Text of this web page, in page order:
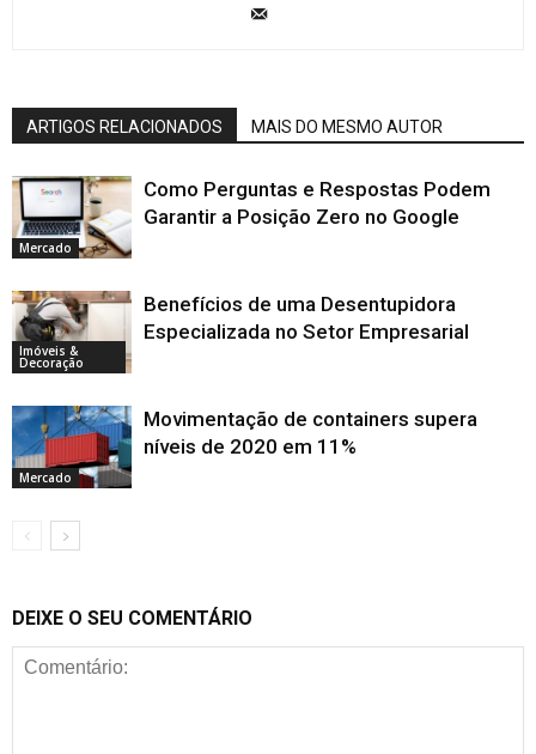
ARTIGOS RELACIONADOS MAIS DO MESMO AUTOR
Mercado
Como Perguntas e Respostas Podem
Garantir a Posição Zero no Google
Imóveis &
Decoração
Benefícios de uma Desentupidora
Especializada no Setor Empresarial
Mercado
Movimentação de containers supera
níveis de 2020 em 11%
DEIXE O SEU COMENTÁRIO